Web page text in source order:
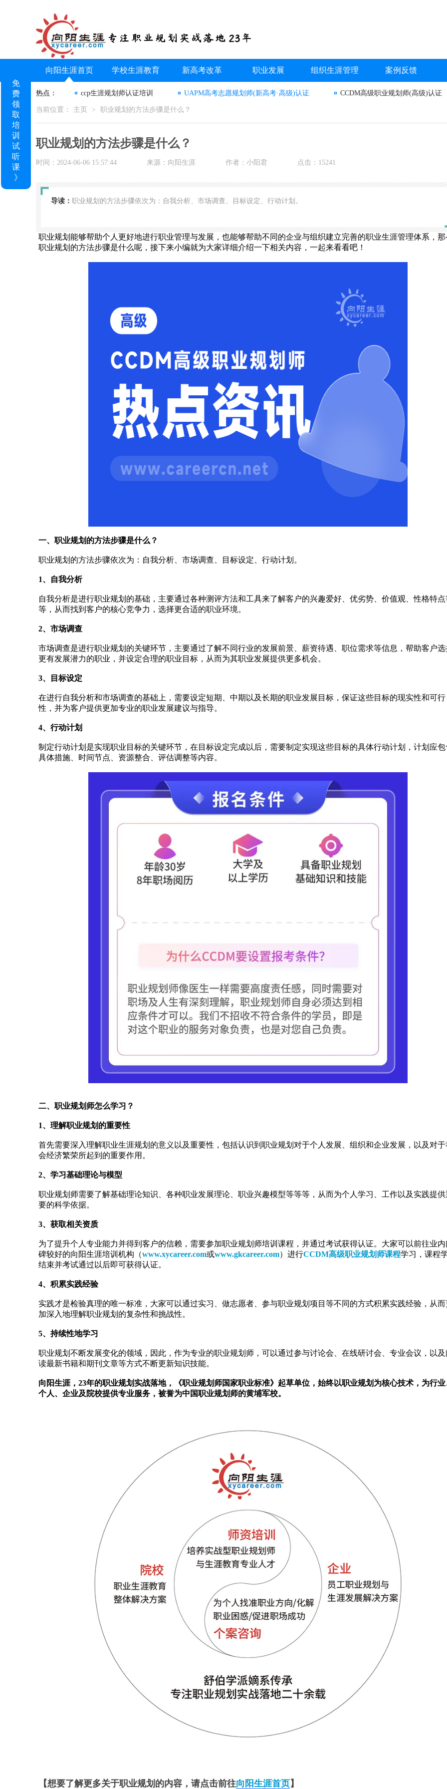
向阳生涯首页 学校生涯教育 新高考改革 职业发展 组织生涯管理 案例反馈
热点： ccp生涯规划师认证培训 UAPM高考志愿规划师(新高考·高级)认证 CCDM高级职业规划师(高级)认证
当前位置： 主页 > 职业规划的方法步骤是什么？
职业规划的方法步骤是什么？
时间：2024-06-06 15:57:44 来源：向阳生涯 作者：小阳君 点击：15241
导读： 职业规划的方法步骤依次为：自我分析、市场调查、目标设定、行动计划。
职业规划能够帮助个人更好地进行职业管理与发展，也能够帮助不同的企业与组织建立完善的职业生涯管理体系，那
职业规划的方法步骤是什么呢，接下来小编就为大家详细介绍一下相关内容，一起来看看吧！
一、职业规划的方法步骤是什么？
职业规划的方法步骤依次为：自我分析、市场调查、目标设定、行动计划。
1、自我分析
自我分析是进行职业规划的基础，主要通过各种测评方法和工具来了解客户的兴趣爱好、优劣势、价值观、性格特点
等，从而找到客户的核心竞争力，选择更合适的职业环境。
2、市场调查
市场调查是进行职业规划的关键环节，主要通过了解不同行业的发展前景、薪资待遇、职位需求等信息，帮助客户选
更有发展潜力的职业，并设定合理的职业目标，从而为其职业发展提供更多机会。
3、目标设定
在进行自我分析和市场调查的基础上，需要设定短期、中期以及长期的职业发展目标，保证这些目标的现实性和可行
性，并为客户提供更加专业的职业发展建议与指导。
4、行动计划
制定行动计划是实现职业目标的关键环节，在目标设定完成以后，需要制定实现这些目标的具体行动计划，计划应包
具体措施、时间节点、资源整合、评估调整等内容。
二、职业规划师怎么学习？
1、理解职业规划的重要性
首先需要深入理解职业生涯规划的意义以及重要性，包括认识到职业规划对于个人发展、组织和企业发展，以及对于
会经济繁荣所起到的重要作用。
2、学习基础理论与模型
职业规划师需要了解基础理论知识、各种职业发展理论、职业兴趣模型等等等，从而为个人学习、工作以及实践提供
要的科学依据。
3、获取相关资质
为了提升个人专业能力并得到客户的信赖，需要参加职业规划师培训课程，并通过考试获得认证。大家可以前往业内
碑较好的向阳生涯培训机构（www.xycareer.com或www.gkcareer.com）进行CCDM高级职业规划师课程学习，课程
结束并考试通过以后即可获得认证。
4、积累实践经验
实践才是检验真理的唯一标准，大家可以通过实习、做志愿者、参与职业规划项目等不同的方式积累实践经验，从而
加深入地理解职业规划的复杂性和挑战性。
5、持续性地学习
职业规划不断发展变化的领域，因此，作为专业的职业规划师，可以通过参与讨论会、在线研讨会、专业会议，以及
读最新书籍和期刊文章等方式不断更新知识技能。
向阳生涯，23年的职业规划实战落地，《职业规划师国家职业标准》起草单位，始终以职业规划为核心技术，为行业
个人、企业及院校提供专业服务，被誉为中国职业规划师的黄埔军校。
【想要了解更多关于职业规划的内容，请点击前往向阳生涯首页】
免
费
领
取
培
训
试
听
课
》